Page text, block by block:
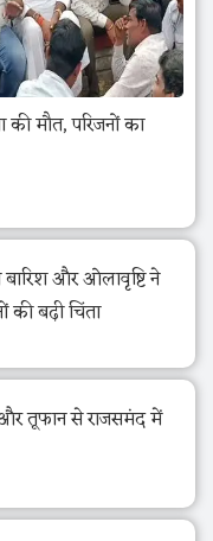
की मौत, परिजनों का
और ओलावृष्टि ने
की बढ़ी चिंता
तूफान से राजसमंद में